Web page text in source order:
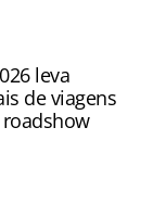
2023/
e-o-mercado-
na
sobre direito
da
leva
de viagens